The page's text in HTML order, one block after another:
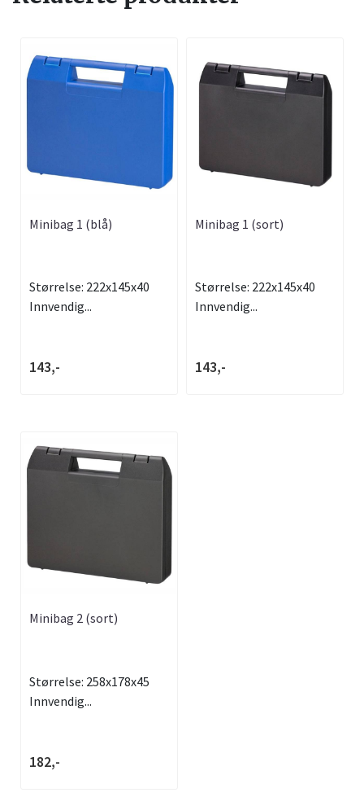
Minibag 1 (blå)
Størrelse: 222x145x40
Innvendig...
143,-
Minibag 1 (sort)
Størrelse: 222x145x40
Innvendig...
143,-
Minibag 2 (sort)
Størrelse: 258x178x45
Innvendig...
182,-